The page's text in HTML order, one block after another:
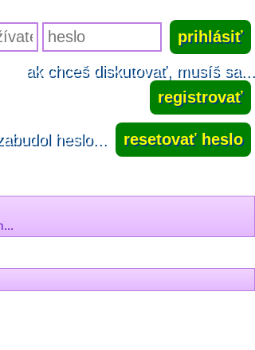
ak chceš diskutovať, musíš sa...
registrovať
heslo... resetovať heslo